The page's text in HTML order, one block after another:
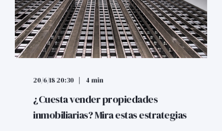
20/6/18 20:30 4 min
¿Cuesta vender propiedades
inmobiliarias? Mira estas estrategias